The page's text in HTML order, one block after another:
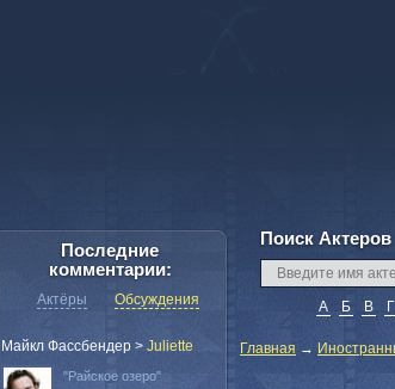
Поиск Актеров
А Б В Г
Главная →
Последние
комментарии:
Актёры Обсуждения
Майкл Фассбендер > Juliette
"Райское озеро"